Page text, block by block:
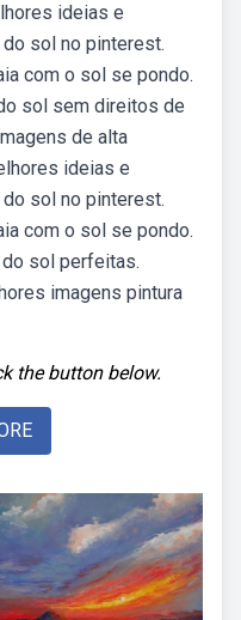
ideias e
sol no pinterest.
com o sol se pondo.
sol sem direitos de
de alta
ideias e
sol no pinterest.
com o sol se pondo.
sol perfeitas.
imagens pintura
the button below.